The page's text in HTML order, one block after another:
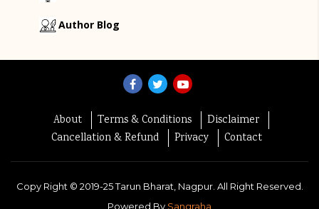
Author Blog
About Terms & Conditions
Disclaimer
Cancellation & Refund
Privacy Contact
Copy Right © 2019-25Tarun Bharat, Nagpur. All Right Reserved.
Powered By Sangraha